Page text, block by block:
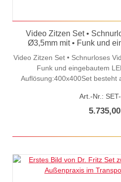
Video Zitzen Set • Schnurloses Video-Endoskop
Ø3,5mm mit •
Video Zitzen Set • Schnurloses Video-Endoskop Ø3,5mm mit •
Funk und eingebautem LED Licht •
Auflösung:400x400Set besteht aus:• Funk-
Trokardorn (TR-04-84S)• Insufflationspumpe (ZB-5-3) - mit
DA2110-5)• Reinigungsbürste klein, 17cm (DE-5-17)•
Transportkoffer
Art.-Nr.: